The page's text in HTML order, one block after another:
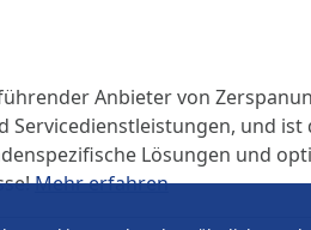
Anbieter von
Servicedienstleistungen, und
Lösungen und
Mehr erfahren